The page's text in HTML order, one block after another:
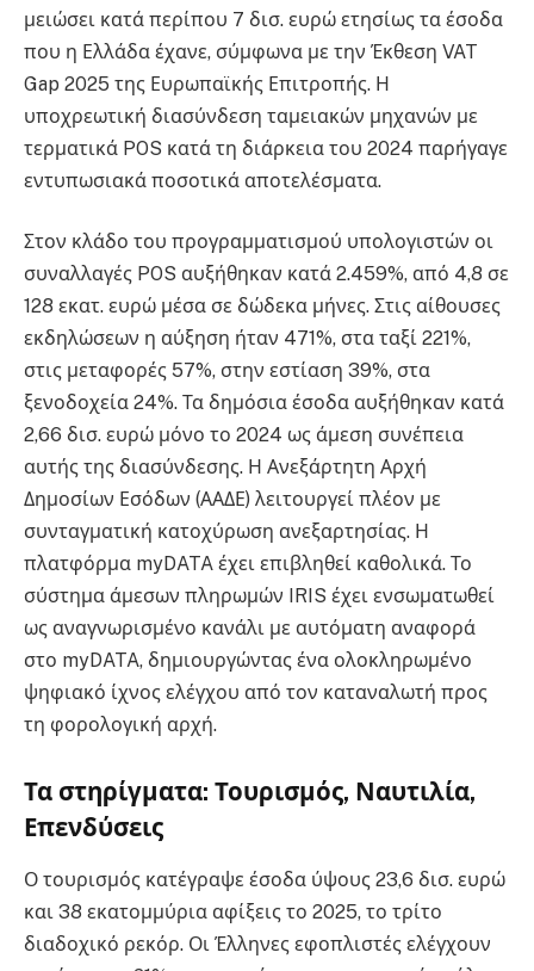
μειώσει κατά περίπου 7 δισ. ευρώ ετησίως τα έσοδα
που η Ελλάδα έχανε, σύμφωνα με την Έκθεση VAT
Gap 2025 της Ευρωπαϊκής Επιτροπής. Η
υποχρεωτική διασύνδεση ταμειακών μηχανών με
τερματικά POS κατά τη διάρκεια του 2024 παρήγαγε
εντυπωσιακά ποσοτικά αποτελέσματα.
Στον κλάδο του προγραμματισμού υπολογιστών οι
συναλλαγές POS αυξήθηκαν κατά 2.459%, από 4,8 σε
128 εκατ. ευρώ μέσα σε δώδεκα μήνες. Στις αίθουσες
εκδηλώσεων η αύξηση ήταν 471%, στα ταξί 221%,
στις μεταφορές 57%, στην εστίαση 39%, στα
ξενοδοχεία 24%. Τα δημόσια έσοδα αυξήθηκαν κατά
2,66 δισ. ευρώ μόνο το 2024 ως άμεση συνέπεια
αυτής της διασύνδεσης. Η Ανεξάρτητη Αρχή
Δημοσίων Εσόδων (ΑΑΔΕ) λειτουργεί πλέον με
συνταγματική κατοχύρωση ανεξαρτησίας. Η
πλατφόρμα myDATA έχει επιβληθεί καθολικά. Το
σύστημα άμεσων πληρωμών IRIS έχει ενσωματωθεί
ως αναγνωρισμένο κανάλι με αυτόματη αναφορά
στο myDATA, δημιουργώντας ένα ολοκληρωμένο
ψηφιακό ίχνος ελέγχου από τον καταναλωτή προς
τη φορολογική αρχή.
Τα στηρίγματα: Τουρισμός, Ναυτιλία,
Επενδύσεις
Ο τουρισμός κατέγραψε έσοδα ύψους 23,6 δισ. ευρώ
και 38 εκατομμύρια αφίξεις το 2025, το τρίτο
διαδοχικό ρεκόρ. Οι Έλληνες εφοπλιστές ελέγχουν